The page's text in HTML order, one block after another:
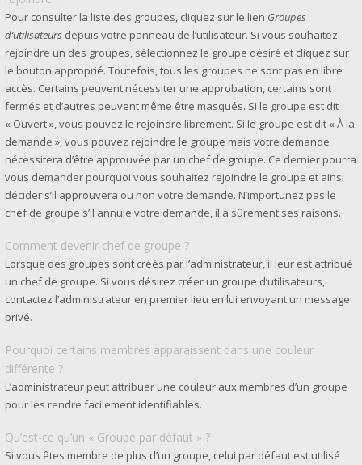
Pour consulter la liste des groupes, cliquez sur le lien Groupes
d’utilisateurs depuis votre panneau de l’utilisateur. Si vous souhaitez
rejoindre un des groupes, sélectionnez le groupe désiré et cliquez sur
le bouton approprié. Toutefois, tous les groupes ne sont pas en libre
accès. Certains peuvent nécessiter une approbation, certains sont
fermés et d’autres peuvent même être masqués. Si le groupe est dit
« Ouvert », vous pouvez le rejoindre librement. Si le groupe est dit « À la
demande », vous pouvez rejoindre le groupe mais votre demande
nécessitera d’être approuvée par un chef de groupe. Ce dernier pourra
vous demander pourquoi vous souhaitez rejoindre le groupe et ainsi
décider s’il approuvera ou non votre demande. N’importunez pas le
chef de groupe s’il annule votre demande, il a sûrement ses raisons.
Comment devenir chef de groupe ?
Lorsque des groupes sont créés par l’administrateur, il leur est attribué
un chef de groupe. Si vous désirez créer un groupe d’utilisateurs,
contactez l’administrateur en premier lieu en lui envoyant un message
privé.
Pourquoi certains membres apparaissent dans une couleur
différente ?
L’administrateur peut attribuer une couleur aux membres d’un groupe
pour les rendre facilement identifiables.
Qu’est-ce qu’un « Groupe par défaut » ?
Si vous êtes membre de plus d’un groupe, celui par défaut est utilisé